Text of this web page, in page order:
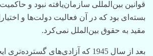
قوانین بین‌المللی سازمان‌یافته نبود و
بسته‌ای بود که در آن فعالیت دولت‌ها و
مقید به حقوق بین‌الملل نمی‌کرد.
بعد از سال 1945 که آزادی‌های